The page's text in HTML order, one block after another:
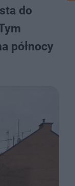
do
północy